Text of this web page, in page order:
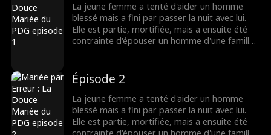
La jeune femme a tenté d'aider un homme
blessé mais a fini par passer la nuit avec lui.
Elle est partie, mortifiée, mais a ensuite été
contrainte d'épouser un homme d'une famille
Épisode 2
La jeune femme a tenté d'aider un homme
blessé mais a fini par passer la nuit avec lui.
Elle est partie, mortifiée, mais a ensuite été